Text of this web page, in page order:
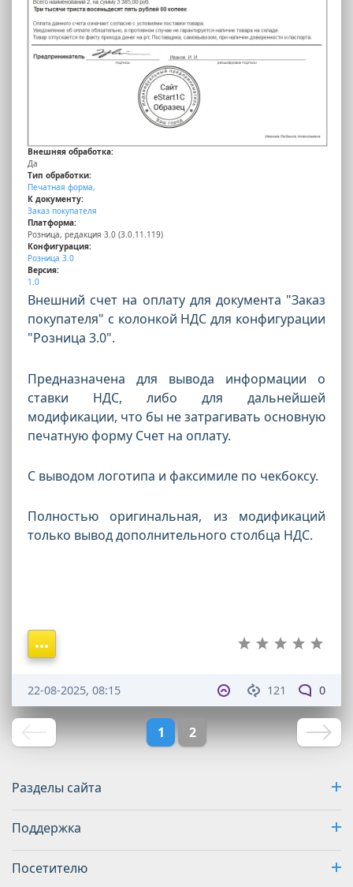
Внешняя обработка:
Да
Тип обработки:
Печатная форма,
К документу:
Заказ покупателя
Платформа:
Розница, редакция 3.0 (3.0.11.119)
Конфигурация:
Розница 3.0
Версия:
1.0
Внешний счет на оплату для документа "Заказ
покупателя" с колонкой НДС для конфигурации
"Розница 3.0".
Предназначена для вывода информации о
ставки НДС, либо для дальнейшей
модификации, что бы не затрагивать основную
печатную форму Счет на оплату.
С выводом логотипа и факсимиле по чекбоксу.
Полностью оригинальная, из модификаций
только вывод дополнительного столбца НДС.
121 0
22-08-2025, 08:15
1 2
Разделы сайта
Поддержка
Посетителю